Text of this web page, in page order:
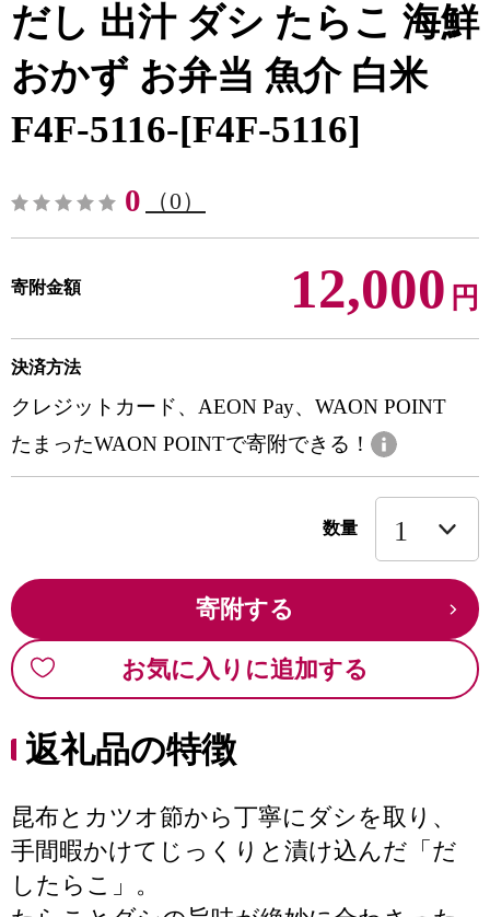
だし 出汁 ダシ たらこ 海鮮
おかず お弁当 魚介 白米
F4F-5116-[F4F-5116]
0 （0）
寄附金額 12,000 円
決済方法
クレジットカード、AEON Pay、WAON POINT
たまったWAON POINTで寄附できる！
数量
寄附する
お気に入りに追加する
返礼品の特徴
昆布とカツオ節から丁寧にダシを取り、
手間暇かけてじっくりと漬け込んだ「だ
したらこ」。